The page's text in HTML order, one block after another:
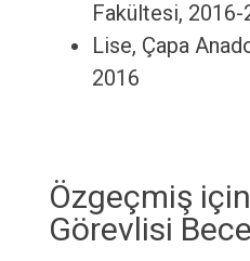
Fakültesi, 2016-
Lise, Çapa
2016
Özgeçmiş
Görevlisi